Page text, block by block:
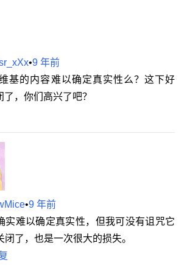
•9 年前
基的内容难以确定真实性么？这下好
，你们高兴了吧？
•9 年前
实难以确定真实性，但我可没有诅咒它
闭了，也是一次很大的损失。